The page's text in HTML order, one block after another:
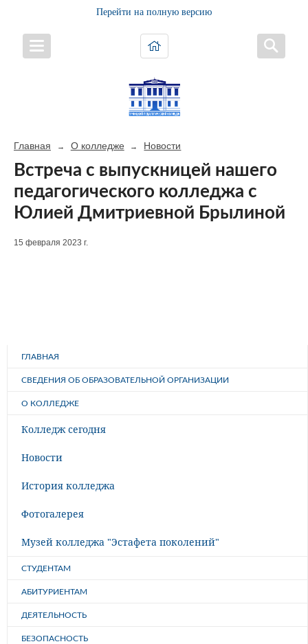
Перейти на полную версию
Главная → О колледже → Новости
Встреча с выпускницей нашего
педагогического колледжа с
Юлией Дмитриевной Брылиной
15 февраля 2023 г.
ГЛАВНАЯ
СВЕДЕНИЯ ОБ ОБРАЗОВАТЕЛЬНОЙ ОРГАНИЗАЦИИ
О КОЛЛЕДЖЕ
Колледж сегодня
Новости
История колледжа
Фотогалерея
Музей колледжа "Эстафета поколений"
СТУДЕНТАМ
АБИТУРИЕНТАМ
ДЕЯТЕЛЬНОСТЬ
БЕЗОПАСНОСТЬ